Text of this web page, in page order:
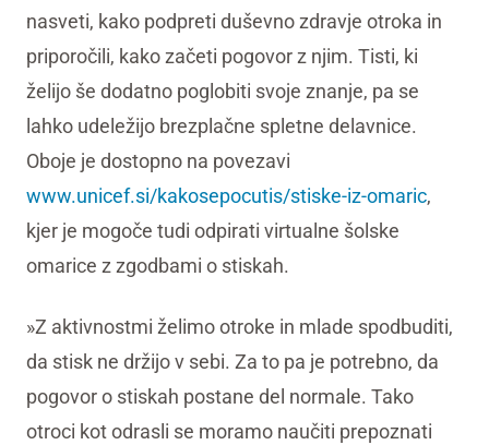
nasveti, kako podpreti duševno zdravje otroka in
priporočili, kako začeti pogovor z njim. Tisti, ki
želijo še dodatno poglobiti svoje znanje, pa se
lahko udeležijo brezplačne spletne delavnice.
Oboje je dostopno na povezavi
www.unicef.si/kakosepocutis/stiske-iz-omaric,
kjer je mogoče tudi odpirati virtualne šolske
omarice z zgodbami o stiskah.
»Z aktivnostmi želimo otroke in mlade spodbuditi,
da stisk ne držijo v sebi. Za to pa je potrebno, da
pogovor o stiskah postane del normale. Tako
otroci kot odrasli se moramo naučiti prepoznati